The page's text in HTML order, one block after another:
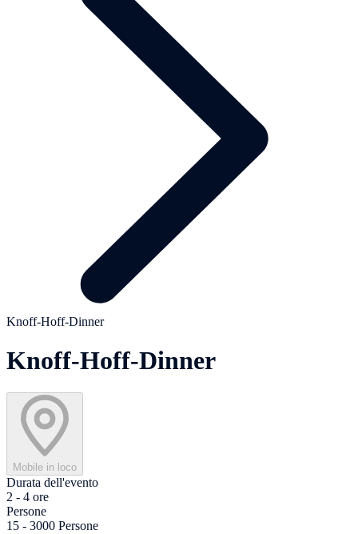
Knoff-Hoff-Dinner
Knoff-Hoff-Dinner
Mobile in loco
Durata dell'evento
2 - 4 ore
Persone
15 - 3000 Persone